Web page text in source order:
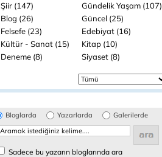
Şiir (147)
Gündelik Yaşam (107)
Blog (26)
Güncel (25)
Felsefe (23)
Edebiyat (16)
Kültür - Sanat (15)
Kitap (10)
Deneme (8)
Siyaset (8)
Bloglarda Yazarlarda Galerilerde
Sadece bu yazarın bloglarında ara